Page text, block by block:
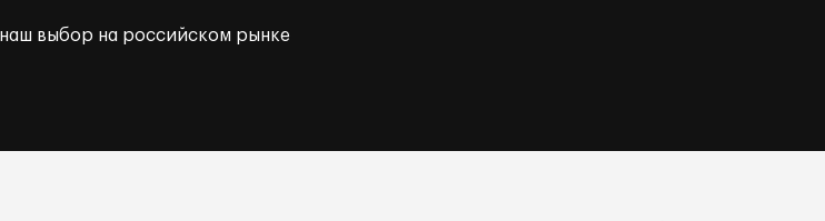
выбор на российском рынке